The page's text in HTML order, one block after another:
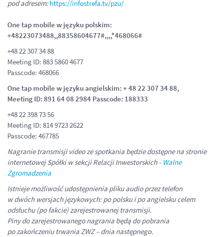
pod adresem: https://infostrefa.tv/pzu/
One tap mobile w języku polskim:
+48223073488,,88358604677#,,,,*468066#
+48 22 307 34 88
Meeting ID: 883 5860 4677
Passcode: 468066
One tap mobile w języku angielskim: + 48 22 307 34 88,
Meeting ID: 891 64 08 2984 Passcode: 188333
+48 22 398 73 56
Meeting ID: 814 9723 2622
Passcode: 467785
Nagranie transmisji video ze spotkania będzie dostępne na stronie
internetowej Spółki w sekcji Relacji Inwestorskich - Walne
Zgromadzenia
Istnieje możliwość udostępnienia pliku audio przez telefon
w dwóch wersjach językowych: po polsku i po angielsku celem
odsłuchu (po fakcie) zarejestrowanej transmisji.
Piny do zarejestrowanego nagrania będą do pobrania
po zakończeniu trwania ZWZ – dnia następnego.